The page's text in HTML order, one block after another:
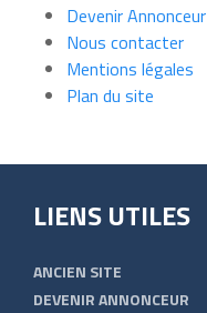
Devenir Annonceur
Nous contacter
Mentions légales
Plan du site
LIENS UTILES
ANCIEN SITE
DEVENIR ANNONCEUR